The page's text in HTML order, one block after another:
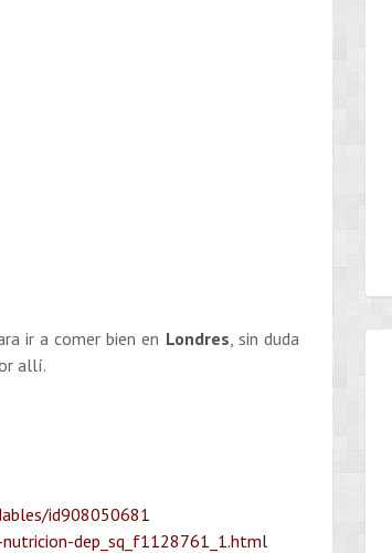
ir a comer bien en Londres , sin duda
allí.
id908050681
dep_sq_f1128761_1.html